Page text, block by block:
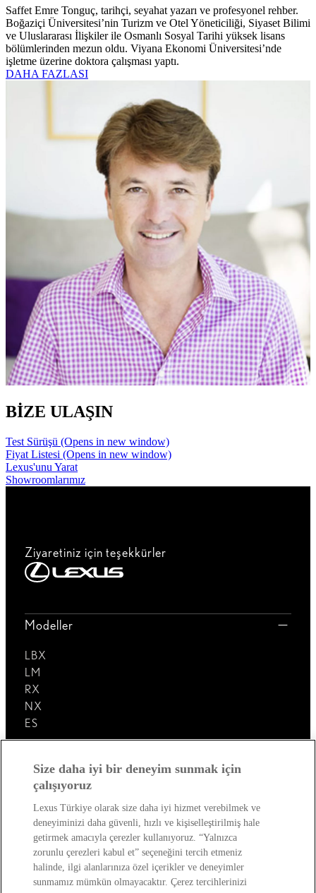
Saffet Emre Tonguç, tarihçi, seyahat yazarı ve profesyonel rehber.
Boğaziçi Üniversitesi’nin Turizm ve Otel Yöneticiliği, Siyaset Bilimi
ve Uluslararası İlişkiler ile Osmanlı Sosyal Tarihi yüksek lisans
bölümlerinden mezun oldu. Viyana Ekonomi Üniversitesi’nde
işletme üzerine doktora çalışması yaptı.
DAHA FAZLASI
BİZE ULAŞIN
Test Sürüşü (Opens in new window)
Fiyat Listesi (Opens in new window)
Lexus'unu Yarat
Showroomlarımız
Ziyaretiniz için teşekkürler
Modeller
LBX
LM
RX
NX
ES
Lexus'u Keşfedin!
Satış Sonrası
Lexus Dünyası
Size daha iyi bir deneyim sunmak için
çalışıyoruz
Lexus Türkiye olarak size daha iyi hizmet verebilmek ve
deneyiminizi daha güvenli, hızlı ve kişiselleştirilmiş hale
getirmek amacıyla çerezler kullanıyoruz. “Yalnızca
zorunlu çerezleri kabul et” seçeneğini tercih etmeniz
halinde, ilgi alanlarınıza özel içerikler ve deneyimler
sunmamız mümkün olmayacaktır. Çerez tercihlerinizi